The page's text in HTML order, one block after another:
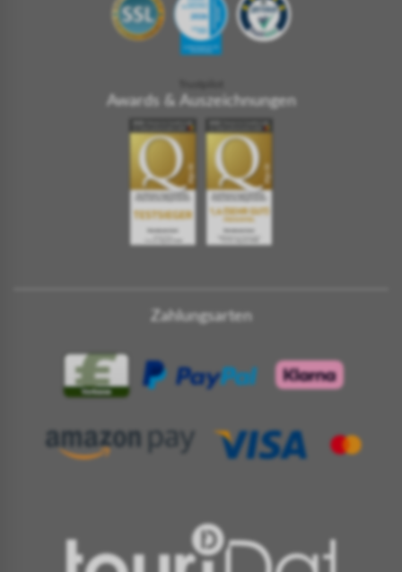
Awards & Auszeichnungen
Zahlungsarten